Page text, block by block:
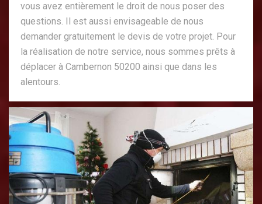
vous avez entièrement le droit de nous poser des
questions. Il est aussi envisageable de nous
demander gratuitement le devis de votre projet. Pour
la réalisation de notre service, nous sommes prêts à
déplacer à Cambernon 50200 ainsi que dans les
alentours.